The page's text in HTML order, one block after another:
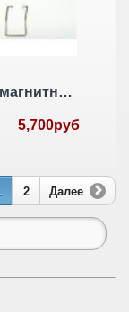
КПП
5,700руб
2 Далее